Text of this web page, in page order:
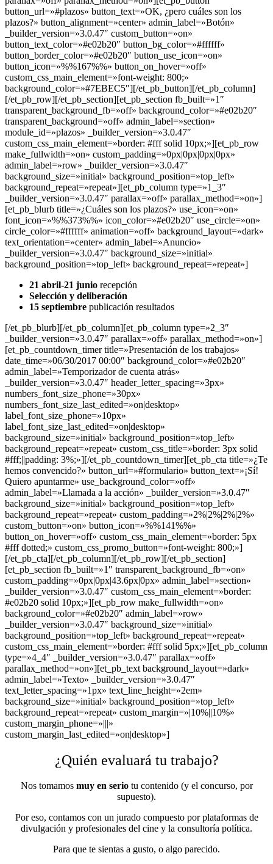
button_url=»#plazos» button_text=»OK, ¿pero cuáles son los
plazos?» button_alignment=»center» admin_label=»Botón»
_builder_version=»3.0.47″ custom_button=»on»
button_text_color=»#e02b20″ button_bg_color=»#ffffff»
button_border_color=»#e02b20″ button_use_icon=»on»
button_icon=»%%167%%» button_on_hover=»off»
custom_css_main_element=»font-weight: 800;»
background_color=»#7EBEC5″][/et_pb_button][/et_pb_column]
[/et_pb_row][/et_pb_section][et_pb_section fb_built=»1″
transparent_background_fb=»off» background_color=»#e02b20″
transparent_background=»off» admin_label=»section»
module_id=»plazos» _builder_version=»3.0.47″
custom_css_main_element=»border: #fff solid 10px;»][et_pb_row
make_fullwidth=»on» custom_padding=»0px|0px|0px|0px»
admin_label=»row» _builder_version=»3.0.47″
background_size=»initial» background_position=»top_left»
background_repeat=»repeat»][et_pb_column type=»1_3″
_builder_version=»3.0.47″ parallax=»off» parallax_method=»on»]
[et_pb_blurb title=»¿Cuáles son los plazos?» use_icon=»on»
font_icon=»%%373%%» icon_color=»#e02b20″ use_circle=»on»
circle_color=»#ffffff» animation=»off» background_layout=»dark»
text_orientation=»center» admin_label=»Anuncio»
_builder_version=»3.0.47″ background_size=»initial»
background_position=»top_left» background_repeat=»repeat»]
21 abril-21 junio recepción
Selección y deliberación
15 septiembre publicación resultados
[/et_pb_blurb][/et_pb_column][et_pb_column type=»2_3″
_builder_version=»3.0.47″ parallax=»off» parallax_method=»on»]
[et_pb_countdown_timer title=»Presentación de los trabajos»
date_time=»06/30/2017 00:00″ background_color=»#e02b20″
admin_label=»Temporizador de cuenta atrás»
_builder_version=»3.0.47″ header_letter_spacing=»3px»
numbers_font_size_phone=»30px»
numbers_font_size_last_edited=»on|desktop»
label_font_size_phone=»10px»
label_font_size_last_edited=»on|desktop»
background_size=»initial» background_position=»top_left»
background_repeat=»repeat» custom_css_title=»border: 3px solid
#fff;||padding: 3%;»][/et_pb_countdown_timer][et_pb_cta title=»¿Te
hemos convencido?» button_url=»#formulario» button_text=»¡Sí!
Quiero apuntarme» use_background_color=»off»
admin_label=»Llamada a la acción» _builder_version=»3.0.47″
background_size=»initial» background_position=»top_left»
background_repeat=»repeat» custom_padding=»2%|2%|2%|2%»
custom_button=»on» button_icon=»%%141%%»
button_on_hover=»off» custom_css_main_element=»border: 5px
#fff dotted;» custom_css_promo_button=»font-weight: 800;»]
[/et_pb_cta][/et_pb_column][/et_pb_row][/et_pb_section]
[et_pb_section fb_built=»1″ transparent_background_fb=»on»
custom_padding=»0px|0px|43.6px|0px» admin_label=»section»
_builder_version=»3.0.47″ custom_css_main_element=»border:
#e02b20 solid 10px;»][et_pb_row make_fullwidth=»on»
background_color=»#e02b20″ admin_label=»row»
_builder_version=»3.0.47″ background_size=»initial»
background_position=»top_left» background_repeat=»repeat»
custom_css_main_element=»border: #fff solid 5px;»][et_pb_column
type=»4_4″ _builder_version=»3.0.47″ parallax=»off»
parallax_method=»on»][et_pb_text background_layout=»dark»
admin_label=»Texto» _builder_version=»3.0.47″
text_letter_spacing=»1px» text_line_height=»2em»
background_size=»initial» background_position=»top_left»
background_repeat=»repeat» custom_margin=»|10%||10%»
custom_margin_phone=»|||»
custom_margin_last_edited=»on|desktop»]
¿Quién evaluará tu trabajo?
Nos tomamos muy en seriotu contenido (y el concurso, por
supuesto).
Por eso, contamos con un jurado compuesto por plataformas de
divulgación y profesionales del cine y la consultoría política.
Para que te sientas a gusto, o algo parecido.